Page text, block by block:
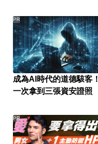
成為AI時代的道德駭客！
一次拿到三張資安證照
PR
PR